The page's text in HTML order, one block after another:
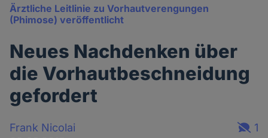
Ärztliche Leitlinie zu Vorhautverengungen
(Phimose) veröffentlicht
Neues Nachdenken über
die Vorhautbeschneidung
gefordert
Frank Nicolai
1